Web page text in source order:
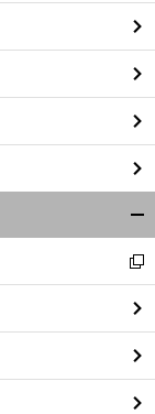
前
閉
る
新
し
い
ウ
ィ
ン
ド